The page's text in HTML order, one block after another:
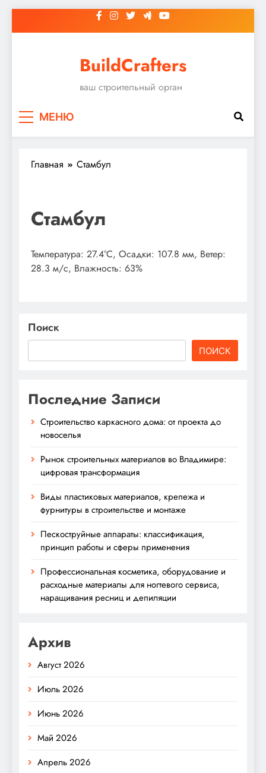
к
BuildCrafters
ваш строительный орган
МЕНЮ
Главная Стамбул
Стамбул
Температура: 27.4°C, Осадки: 107.8 мм, Ветер:
28.3 м/с, Влажность: 63%
Поиск
ПОИСК
Последние Записи
Строительство каркасного дома: от проекта до
новоселья
Рынок строительных материалов во Владимире:
цифровая трансформация
Виды пластиковых материалов, крепежа и
фурнитуры в строительстве и монтаже
Пескоструйные аппараты: классификация,
принцип работы и сферы применения
Профессиональная косметика, оборудование и
расходные материалы для ногтевого сервиса,
наращивания ресниц и депиляции
Архив
Август 2026
Июль 2026
Июнь 2026
Май 2026
Апрель 2026